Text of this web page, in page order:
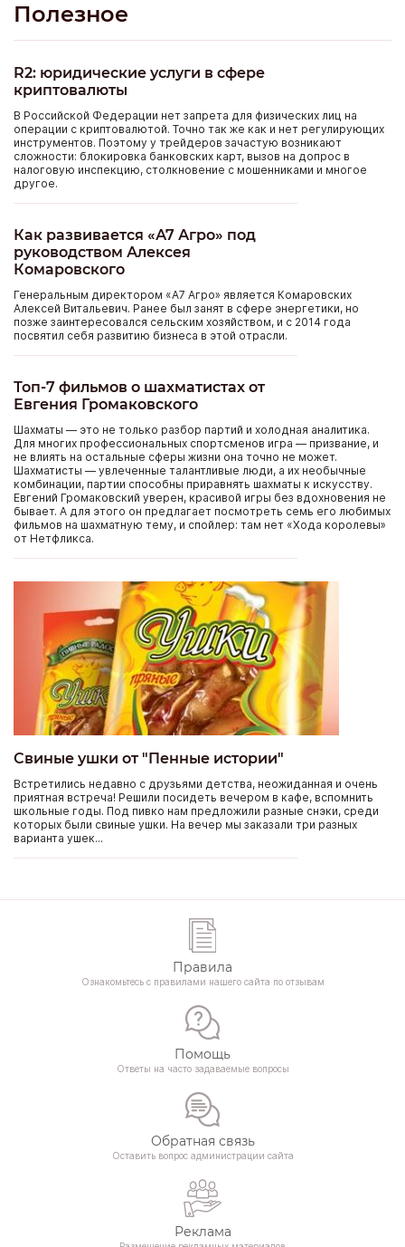
Полезное
R2: юридические услуги в сфере
криптовалюты
В Российской Федерации нет запрета для физических лиц на
операции с криптовалютой. Точно так же как и нет регулирующих
инструментов. Поэтому у трейдеров зачастую возникают
сложности: блокировка банковских карт, вызов на допрос в
налоговую инспекцию, столкновение с мошенниками и многое
другое.
Как развивается «А7 Агро» под
руководством Алексея
Комаровского
Генеральным директором «А7 Агро» является Комаровских
Алексей Витальевич. Ранее был занят в сфере энергетики, но
позже заинтересовался сельским хозяйством, и с 2014 года
посвятил себя развитию бизнеса в этой отрасли.
Топ-7 фильмов о шахматистах от
Евгения Громаковского
Шахматы — это не только разбор партий и холодная аналитика.
Для многих профессиональных спортсменов игра — призвание, и
не влиять на остальные сферы жизни она точно не может.
Шахматисты — увлеченные талантливые люди, а их необычные
комбинации, партии способны приравнять шахматы к искусству.
Евгений Громаковский уверен, красивой игры без вдохновения не
бывает. А для этого он предлагает посмотреть семь его любимых
фильмов на шахматную тему, и спойлер: там нет «Хода королевы»
от Нетфликса.
Свиные ушки от "Пенные истории"
Встретились недавно с друзьями детства, неожиданная и очень
приятная встреча! Решили посидеть вечером в кафе, вспомнить
школьные годы. Под пивко нам предложили разные снэки, среди
которых были свиные ушки. На вечер мы заказали три разных
варианта ушек...
Правила
Ознакомьтесь с правилами нашего сайта по отзывам
Помощь
Ответы на часто задаваемые вопросы
Обратная связь
Оставить вопрос администрации сайта
Реклама